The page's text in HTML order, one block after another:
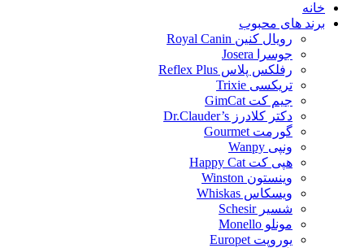
خانه
برند های محبوب
رویال کنین Royal Canin
جوسرا Josera
رفلکس پلاس Reflex Plus
تریکسی Trixie
جیم کت GimCat
دکتر کلادرز Dr.Clauder’s
گورمت Gourmet
ونپی Wanpy
هپی کت Happy Cat
وینستون Winston
ویسکاس Whiskas
شسیر Schesir
مونلو Monello
یوروپت Europet